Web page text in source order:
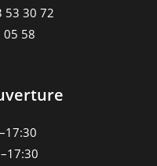
53 30 72
05 58